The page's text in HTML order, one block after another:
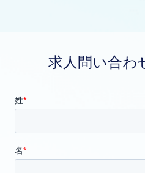
求人問い合わ